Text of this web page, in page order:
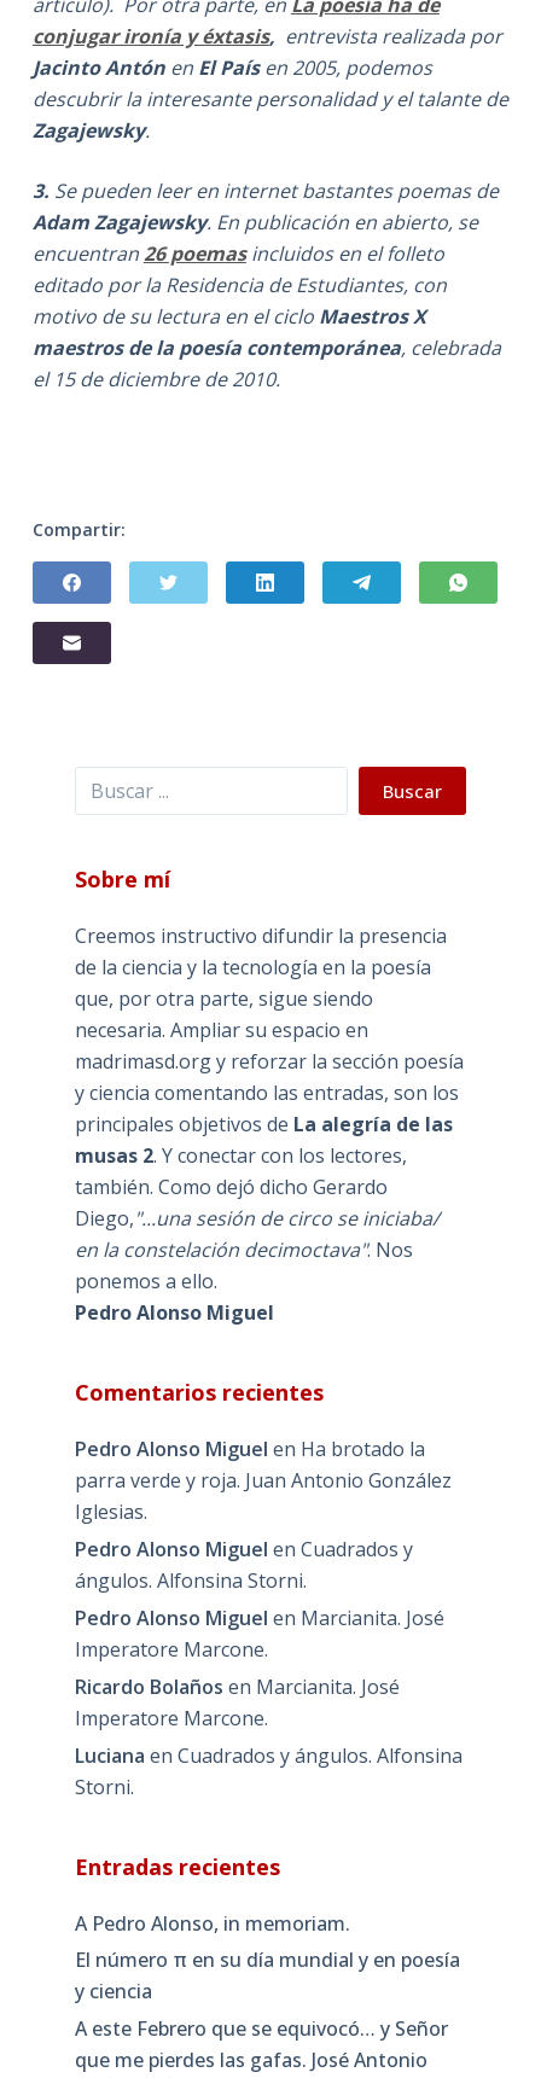
artículo). Por otra parte, en La poesía ha de
conjugar ironía y éxtasis, entrevista realizada por
Jacinto Antónen El Paísen 2005, podemos
descubrir la interesante personalidad y el talante de
Zagajewsky.
3. Se pueden leer en internet bastantes poemas de
Adam Zagajewsky. En publicación en abierto, se
encuentran26 poemas incluidos en el folleto
editado por la Residencia de Estudiantes, con
motivo de su lectura en el ciclo Maestros X
maestros de la poesía contemporánea, celebrada
el 15 de diciembre de 2010.
Compartir:
Buscar Buscar
Sobre mí
Creemos instructivo difundir la presencia
de la ciencia y la tecnología en la poesía
que, por otra parte, sigue siendo
necesaria. Ampliar su espacio en
madrimasd.org y reforzar la sección poesía
y ciencia comentando las entradas, son los
principales objetivos de La alegría de las
musas 2. Y conectar con los lectores,
también. Como dejó dicho Gerardo
Diego,"...una sesión de circo se iniciaba/
en la constelación decimoctava". Nos
ponemos a ello.
Pedro Alonso Miguel
Comentarios recientes
Pedro Alonso Miguel en Ha brotado la
parra verde y roja. Juan Antonio González
Iglesias.
Pedro Alonso Miguel en Cuadrados y
ángulos. Alfonsina Storni.
Pedro Alonso Miguel en Marcianita. José
Imperatore Marcone.
Ricardo Bolaños en Marcianita. José
Imperatore Marcone.
Luciana en Cuadrados y ángulos. Alfonsina
Storni.
Entradas recientes
A Pedro Alonso, in memoriam.
El número π en su día mundial y en poesía
y ciencia
A este Febrero que se equivocó… y Señor
que me pierdes las gafas. José Antonio